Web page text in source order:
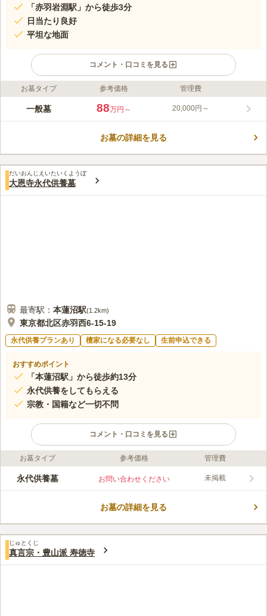
「赤羽岩淵駅」から徒歩3分
日当たり良好
平坦な地面
コメント・口コミを見る
ライフドット編集部のコメント
JR「赤羽駅」から徒歩9分ほどのところに位置する墓地です。駐
お参りをすることができます。また、宗教は不問で、誰でも納骨
口コミ評価
この霊園はまだ誰からも評価されていません。
お墓タイプ 参考価格 管理費
一般墓 88万円～ 20,000円～
お墓の詳細を見る
だいおんじえいたいくようぼ
大恩寺永代供養墓
最寄駅： 本蓮沼駅(1.2km)
東京都北区赤羽西6-15-19
永代供養プランあり 檀家になる必要なし 生前申込できる
おすすめポイント
「本蓮沼駅」から徒歩約13分
永代供養をしてもらえる
宗教・国籍など一切不問
コメント・口コミを見る
ライフドット編集部のコメント
北区赤羽にある大恩寺が管理する永代供養墓です。 遺骨は37回
とで、葬儀から永代供養までのトータルサービスを受けることが
口コミ評価
この霊園はまだ誰からも評価されていません。
お墓タイプ 参考価格 管理費
永代供養墓 お問い合わせください 未掲載
お墓の詳細を見る
じゅとくじ
真言宗・豊山派 寿徳寺